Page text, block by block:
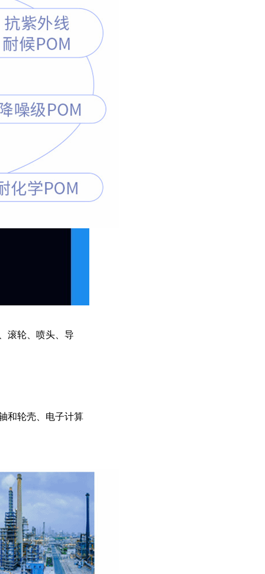
滚轮、喷头、导
和轮壳、电子计算